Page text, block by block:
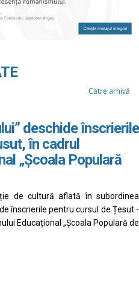
Către arhivă
deschide înscrierile
în cadrul
„Școala Populară
de cultură aflată în subordinea
înscrierile pentru cursul de Țesut -
Educațional „Școala Populară de